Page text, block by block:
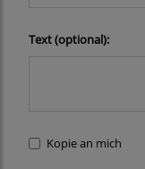
Text (optional):
Kopie an mich